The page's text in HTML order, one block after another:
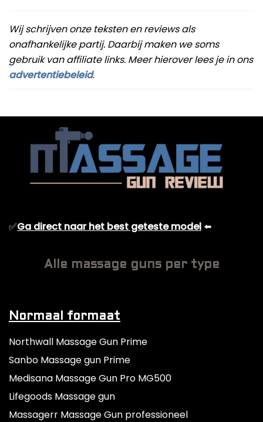
Wij schrijven onze teksten en reviews als
onafhankelijke partij. Daarbij maken we soms
gebruik van affiliate links. Meer hierover lees je in ons
advertentiebeleid.
✅Ga direct naar het best geteste model ⬅️
Alle massage guns per type
Normaal formaat
Northwall Massage Gun Prime
Sanbo Massage gun Prime
Medisana Massage Gun Pro MG500
Lifegoods Massage gun
Massagerr Massage Gun professioneel